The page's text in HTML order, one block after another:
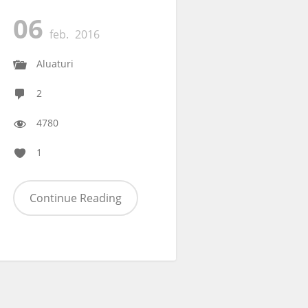
06 feb. 2016
Aluaturi
2
4780
1
Continue Reading